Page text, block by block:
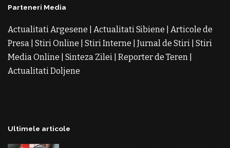
Parteneri Media
Actualitati Argesene Actualitati Sibiene
Articole de
Presa Stiri Online Stiri Interne Jurnal de Stiri Stiri
Media Online
Sinteza Zilei Reporter de Teren
Actualitati Doljene
Ultimele articole